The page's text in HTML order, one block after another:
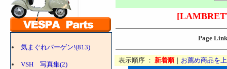
気まぐれバーゲン!(813)
VSH 写真集(2)
Page Link
表示順序 ： 新着順｜ お薦め商品を